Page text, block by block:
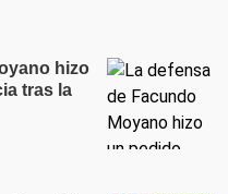
hizo
tras la